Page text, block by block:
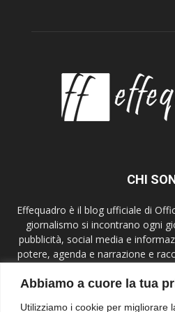
Abbiamo a cuore la tua
Utilizziamo i cookie per migliorare
CHI
Effequadro è il blog ufficiale di
giornalismo si incontrano ogni
pubblicità, social media e
potere, agenda e narrazione e
parliamo a giornalisti,